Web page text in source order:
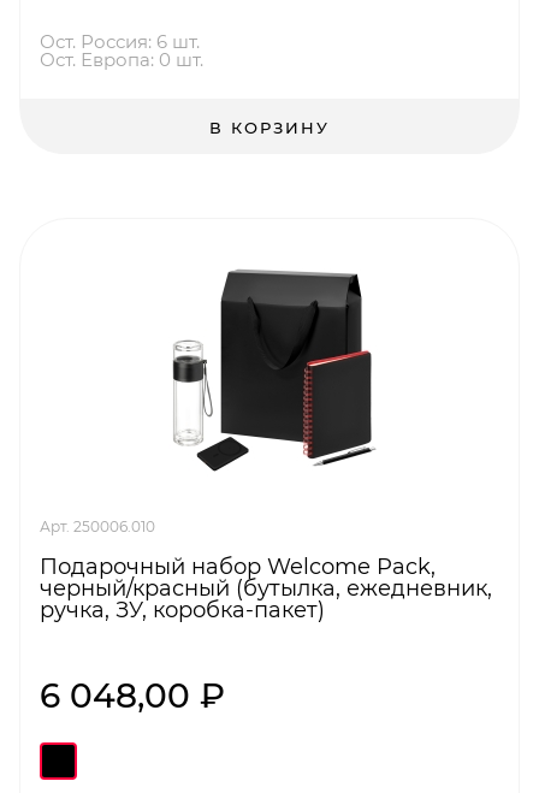
Ост. Россия: 6 шт.
Ост. Европа: 0 шт.
В КОРЗИНУ
Арт. 250006.010
Подарочный набор Welcome Pack,
черный/красный (бутылка, ежедневник,
ручка, ЗУ, коробка-пакет)
6 048,00 ₽